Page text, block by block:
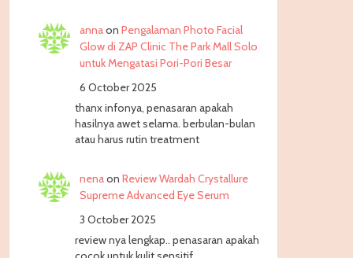
annaonPengalaman Photo Facial
Glow di ZAP Clinic The Park Mall Solo
untuk Mengatasi Pori-Pori Besar
6 October 2025
thanx infonya, penasaran apakah
hasilnya awet selama. berbulan-bulan
atau harus rutin treatment
nenaonReview Wardah Crystallure
Supreme Advanced Eye Serum
3 October 2025
review nya lengkap.. penasaran apakah